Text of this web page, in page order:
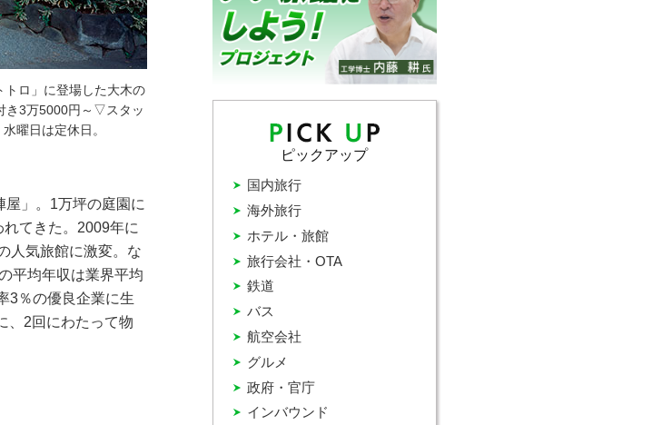
トロ」に登場した大木の
3万5000円～▽スタッ
曜日は定休日。
」。1万坪の庭園に
てきた。2009年に
人気旅館に激変。な
平均年収は業界平均
3％の優良企業に生
、2回にわたって物
ピックアップ
インバウンド
グルメ
バス
ホテル・旅館
国内旅行
政府・官庁
旅行会社・OTA
海外旅行
航空会社
鉄道